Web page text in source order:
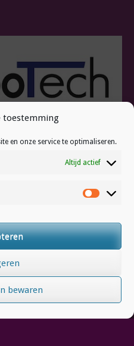
toestemming
en onze service te optimaliseren.
Altijd actief
bewaren